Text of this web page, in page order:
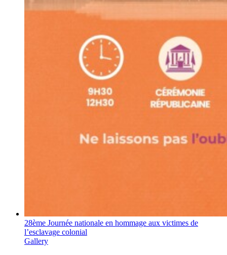
28ème Journée nationale en hommage aux victimes de
l’esclavage colonial
Gallery